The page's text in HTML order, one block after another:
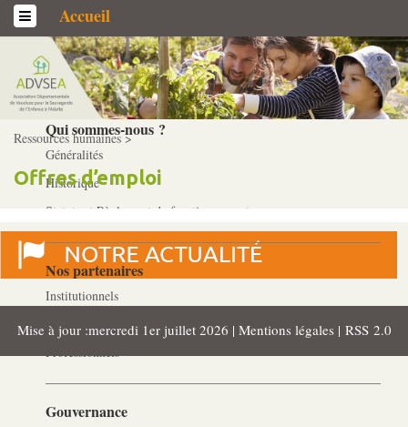
Accueil
L’association
Qui sommes-­nous ?
Généralités
Historique
Statuts et Règlement de fonctionnement
Nos partenaires
Institutionnels
Acteurs
Professionnels
Gouvernance
Ressources humaines >
Offres d’emploi
Mise à jour :mercredi 1er juillet 2026 | Mentions légales | RSS 2.0